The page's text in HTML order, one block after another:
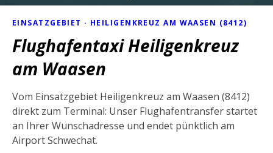
EINSATZGEBIET · HEILIGENKREUZ AM WAASEN (8412)
Flughafentaxi Heiligenkreuz
am Waasen
Vom Einsatzgebiet Heiligenkreuz am Waasen (8412)
direkt zum Terminal: Unser Flughafentransfer startet
an Ihrer Wunschadresse und endet pünktlich am
Airport Schwechat.